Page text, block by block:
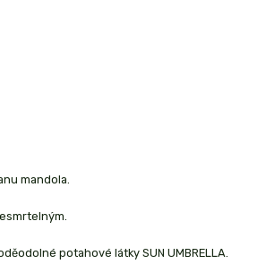
mandola.
potahové látky SUN UMBRELLA.